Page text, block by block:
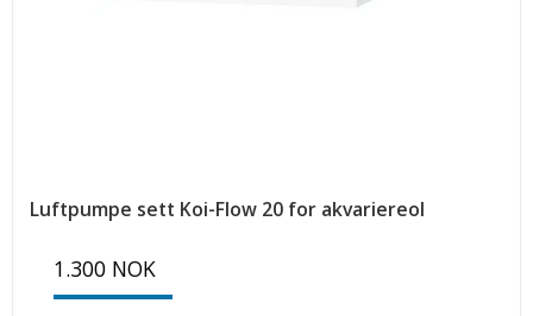
Luftpumpe sett Koi-Flow 20 for akvariereol
1.300 NOK